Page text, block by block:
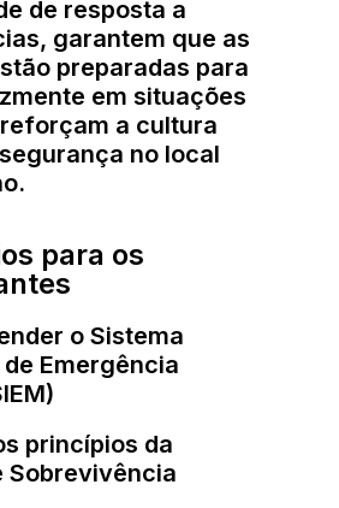
de resposta a
garantem que as
preparadas para
em situações
a cultura
no local
para os
o Sistema
Emergência
princípios da
Sobrevivência